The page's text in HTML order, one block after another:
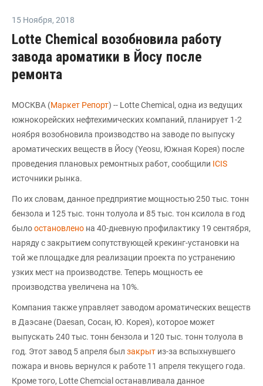
15 Ноября, 2018
Lotte Chemical возобновила работу
завода ароматики в Йосу после
ремонта
МОСКВА (Маркет Репорт) -- Lotte Chemical, одна из ведущих
южнокорейских нефтехимических компаний, планирует 1-2
ноября возобновила производство на заводе по выпуску
ароматических веществ в Йосу (Yeosu, Южная Корея) после
проведения плановых ремонтных работ, сообщили ICIS
источники рынка.
По их словам, данное предприятие мощностью 250 тыс. тонн
бензола и 125 тыс. тонн толуола и 85 тыс. тон ксилола в год
былоостановлено на 40-дневную профилактику 19 сентября,
наряду с закрытием сопутствующей крекинг-установки на
той же площадке для реализации проекта по устранению
узких мест на производстве. Теперь мощность ее
производства увеличена на 10%.
Компания также управляет заводом ароматических веществ
в Даэсане (Daesan, Сосан, Ю. Корея), которое может
выпускать 240 тыс. тонн бензола и 120 тыс. тонн толуола в
год. Этот завод 5 апреля был закрыт из-за вспыхнувшего
пожара и вновь вернулся к работе 11 апреля текущего года.
Кроме того, Lotte Chemcial останавливала данное